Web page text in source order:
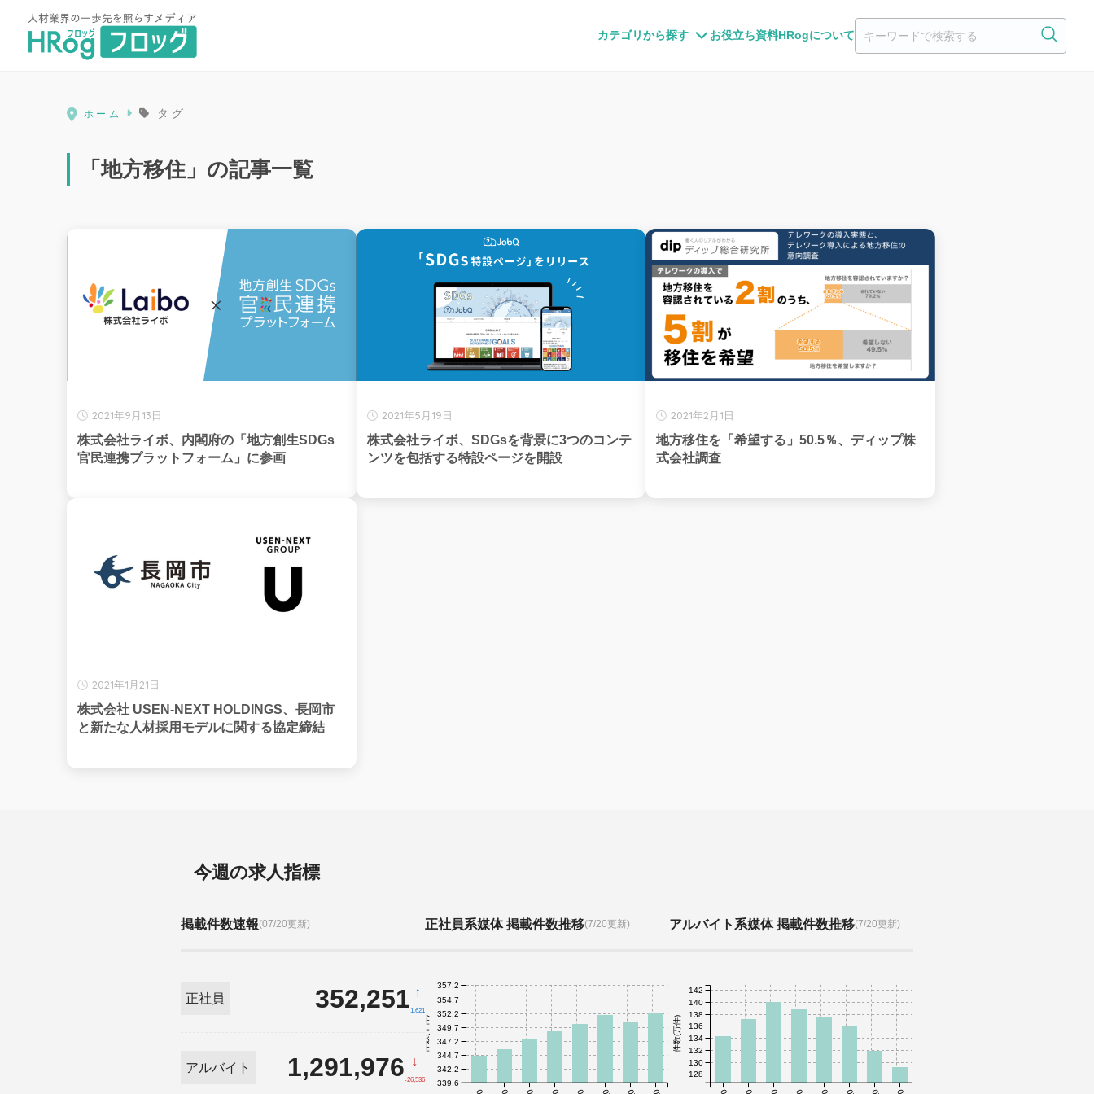
カテゴリから探す お役立ち資料HRogについて
HRog | 人材業界の一歩先を照らすメディア
ホーム タグ
「地方移住」の記事一覧
2021年9月13日
株式会社ライボ、内閣府の「地方創生SDGs
官民連携プラットフォーム」に参画
2021年5月19日
株式会社ライボ、SDGsを背景に3つのコンテ
ンツを包括する特設ページを開設
2021年2月1日
地方移住を「希望する」50.5％、ディップ株
式会社調査
2021年1月21日
株式会社 USEN-NEXT HOLDINGS、長岡市
と新たな人材採用モデルに関する協定締結
今週の求人指標
掲載件数速報(07/20更新)
正社員 352,251 ↑
1,621
アルバイト 1,291,976 ↓
-26,536
正社員系媒体 掲載件数推移(7/20更新)
件数(千件)
339.6
342.2
344.7
347.2
349.7
352.2
354.7
357.2
アルバイト系媒体 掲載件数推移(7/20更新)
件数(万件)
128
130
132
134
136
138
140
142